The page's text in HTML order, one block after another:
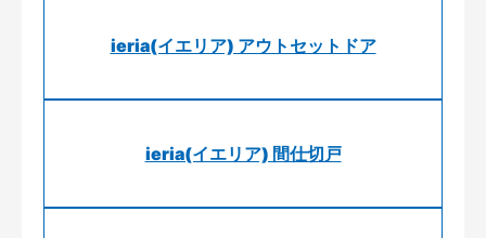
ieria(イエリア) アウトセットドア
ieria(イエリア) 間仕切戸